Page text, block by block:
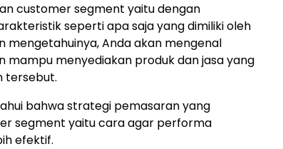
customer segment yaitu dengan
seperti apa saja yang dimiliki oleh
mengetahuinya, Anda akan mengenal
mampu menyediakan produk dan jasa yang
tersebut.
bahwa strategi pemasaran yang
segment yaitu cara agar performa
efektif.